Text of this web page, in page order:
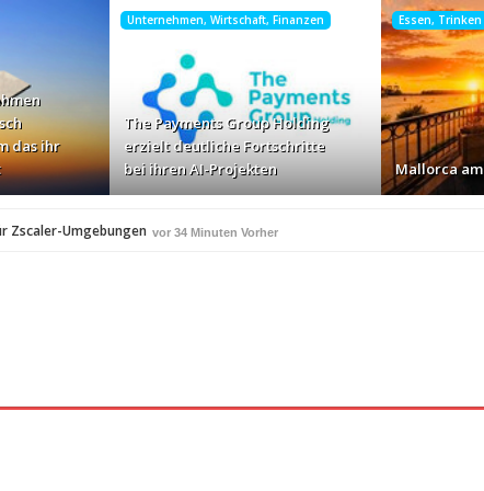
das ihr
Unternehmen, Wirtschaft, Finanzen
The Payments Group Holding
erzielt deutliche Fortschritte
bei ihren AI-Projekten
Essen, Trinken
Mallorca
Zscaler-Umgebungen vor 34 Minuten Vorher
Bayerischen Bio-Erlebnistagen